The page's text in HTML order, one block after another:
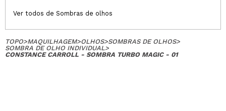
Ver todos de Sombras de olhos
TOPO>MAQUILHAGEM>OLHOS>SOMBRAS DE OLHOS>
SOMBRA DE OLHO INDIVIDUAL>
CONSTANCE CARROLL - SOMBRA TURBO MAGIC - 01